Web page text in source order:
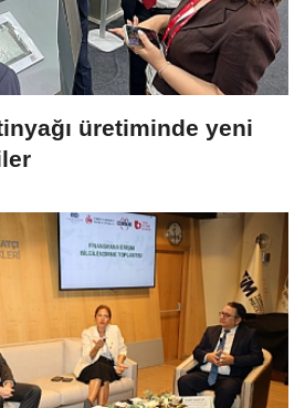
üretiminde yeni